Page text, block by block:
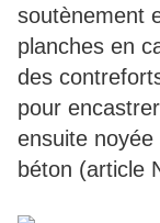
soutènement
planches en
des
pour
ensuite
béton (article